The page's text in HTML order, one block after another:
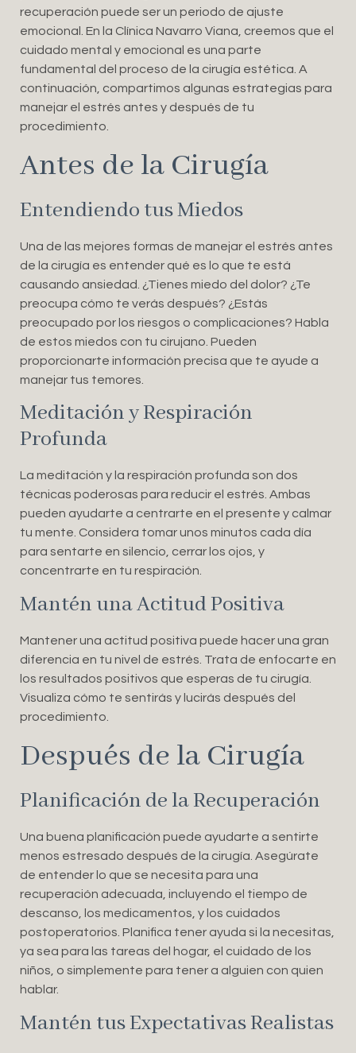
recuperación puede ser un periodo de ajuste
emocional. En la Clínica Navarro Viana, creemos que el
cuidado mental y emocional es una parte
fundamental del proceso de la cirugía estética. A
continuación, compartimos algunas estrategias para
manejar el estrés antes y después de tu
procedimiento.
Antes de la Cirugía
Entendiendo tus Miedos
Una de las mejores formas de manejar el estrés antes
de la cirugía es entender qué es lo que te está
causando ansiedad. ¿Tienes miedo del dolor? ¿Te
preocupa cómo te verás después? ¿Estás
preocupado por los riesgos o complicaciones? Habla
de estos miedos con tu cirujano. Pueden
proporcionarte información precisa que te ayude a
manejar tus temores.
Meditación y Respiración
Profunda
La meditación y la respiración profunda son dos
técnicas poderosas para reducir el estrés. Ambas
pueden ayudarte a centrarte en el presente y calmar
tu mente. Considera tomar unos minutos cada día
para sentarte en silencio, cerrar los ojos, y
concentrarte en tu respiración.
Mantén una Actitud Positiva
Mantener una actitud positiva puede hacer una gran
diferencia en tu nivel de estrés. Trata de enfocarte en
los resultados positivos que esperas de tu cirugía.
Visualiza cómo te sentirás y lucirás después del
procedimiento.
Después de la Cirugía
Planificación de la Recuperación
Una buena planificación puede ayudarte a sentirte
menos estresado después de la cirugía. Asegúrate
de entender lo que se necesita para una
recuperación adecuada, incluyendo el tiempo de
descanso, los medicamentos, y los cuidados
postoperatorios. Planifica tener ayuda si la necesitas,
ya sea para las tareas del hogar, el cuidado de los
niños, o simplemente para tener a alguien con quien
hablar.
Mantén tus Expectativas Realistas